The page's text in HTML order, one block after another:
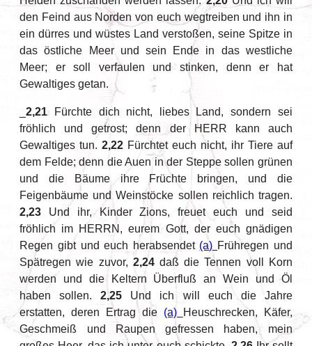
den Feind aus Norden von euch wegtreiben und ihn in
ein dürres und wüstes Land verstoßen, seine Spitze in
das östliche Meer und sein Ende in das westliche
Meer; er soll verfaulen und stinken, denn er hat
Gewaltiges getan.
_2,21Fürchte dich nicht, liebes Land, sondern sei
fröhlich und getrost; denn der HERR kann auch
Gewaltiges tun.2,22 Fürchtet euch nicht, ihr Tiere auf
dem Felde; denn die Auen in der Steppe sollen grünen
und die Bäume ihre Früchte bringen, und die
Feigenbäume und Weinstöcke sollen reichlich tragen.
2,23 Und ihr, Kinder Zions, freuet euch und seid
fröhlich im HERRN, eurem Gott, der euch gnädigen
Regen gibt und euch herabsendet (a) Frühregen und
Spätregen wie zuvor, 2,24daß die Tennen voll Korn
werden und die Keltern Überfluß an Wein und Öl
haben sollen.2,25 Und ich will euch die Jahre
erstatten, deren Ertrag die (a)
Heuschrecken, Käfer,
Geschmeiß und Raupen gefressen haben, mein